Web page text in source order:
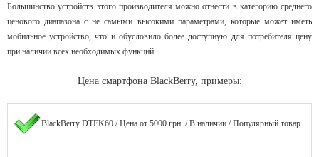
Большинство устройств этого производителя можно отнести в категорию среднего
ценового диапазона с не самыми высокими параметрами, которые может иметь
мобильное устройство, что и обусловило более доступную для потребителя цену
при наличии всех необходимых функций.
Цена смартфона BlackBerry, примеры:
BlackBerry DTEK60 / Цена от 5000 грн. / В наличии / Популярный товар